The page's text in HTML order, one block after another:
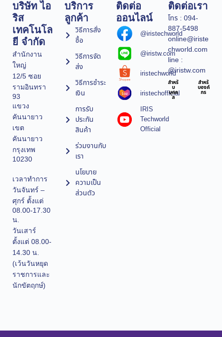
บริษัท ไอ
ริส
เทคโนโล
ยี จำกัด
สำนักงาน
ใหญ่
12/5 ซอย
รามอินทรา
93
แขวง
คันนายาว
เขต
คันนายาว
กรุงเทพ
10230
เวลาทำการ
วันจันทร์ –
ศุกร์ ตั้งแต่
08.00-17.30
น.
วันเสาร์
ตั้งแต่ 08.00-
14.30 น.
(เว้นวันหยุด
ราชการและ
นักขัตฤกษ์)
บริการ
ลูกค้า
วิธีการสั่ง
ซื้อ
วิธีการจัด
ส่ง
วิธีการชำระ
เงิน
การรับ
ประกัน
สินค้า
ร่วมงานกับ
เรา
นโยบาย
ความเป็น
ส่วนตัว
ติดต่อ
ออนไลน์
@iristechworld
@iristw.com
iristechworld
iristechofficial
IRIS
Techworld
Official
ติดต่อเรา
โทร : 094-
887-5498
online@iriste
chworld.com
line :
@iristw.com
สำหรั
บ
บุคค
ล
สำหรั
บองค์
กร